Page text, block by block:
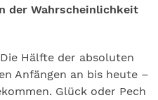
der Wahrscheinlichkeit
Hälfte der absoluten
Anfängen an bis heute –
Glück oder Pech